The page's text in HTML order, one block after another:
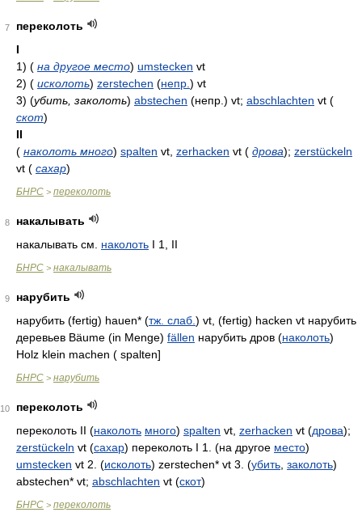
7
переколоть
I
1) ( на другое место) umstecken vt
2) ( исколоть) zerstechen (непр. ) vt
3) (убить, заколоть) abstechen (непр.) vt; abschlachten vt (
скот)
II
( наколоть много) spalten vt, zerhacken vt ( дрова); zerstückeln
vt ( сахар)
БНРС > переколоть
8
накалывать
накалывать см. наколоть I 1, II
БНРС > накалывать
9
нарубить
нарубить (fertig) hauen* (тж. слаб. ) vt, (fertig) hacken vt нарубить
деревьев Bäume (in Menge) fällen нарубить дров (наколоть)
Holz klein machen ( spalten]
БНРС > нарубить
10
переколоть
переколоть II (наколоть много) spalten vt, zerhacken vt (дрова);
zerstückeln vt (сахар) переколоть I 1. (на другое место)
umstecken vt 2. (исколоть) zerstechen* vt 3. (убить заколоть)
abstechen* vt; abschlachten vt (скот)
БНРС > переколоть